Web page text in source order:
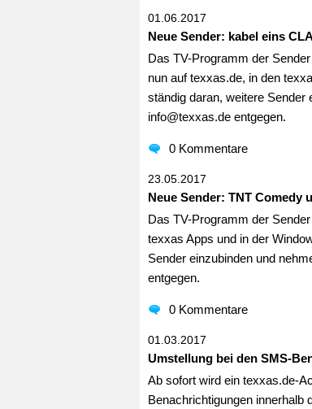
01.06.2017
Neue Sender: kabel eins
Das TV-Programm der
nun auf texxas.de, in den
ständig daran, weitere Sender
info@texxas.de entgegen.
0 Kommentare
23.05.2017
Neue Sender: TNT Comedy
Das TV-Programm der
texxas Apps und in der
Sender einzubinden und
entgegen.
0 Kommentare
01.03.2017
Umstellung bei den SMS-
Ab sofort wird ein texxas.de-
Benachrichtigungen innerhalb